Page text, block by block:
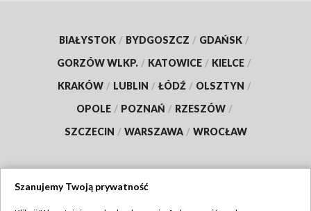
BIAŁYSTOK / BYDGOSZCZ / GDAŃSK /
GORZÓW WLKP. / KATOWICE / KIELCE /
KRAKÓW / LUBLIN / ŁÓDŹ / OLSZTYN /
OPOLE / POZNAŃ / RZESZÓW /
SZCZECIN / WARSZAWA / WROCŁAW
Szanujemy Twoją prywatność